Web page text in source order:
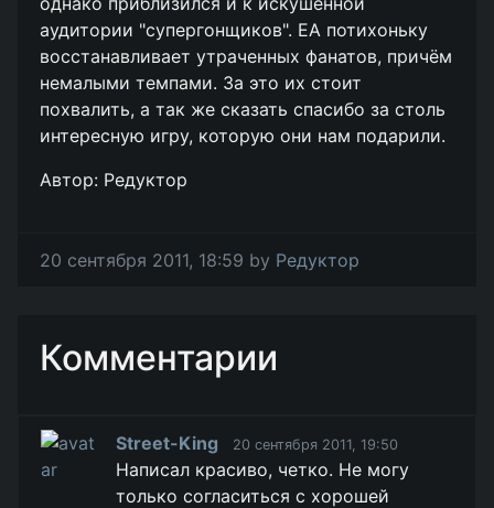
аудитории "супергонщиков". ЕА потихоньку
восстанавливает утраченных фанатов, причём
немалыми темпами. За это их стоит
похвалить, а так же сказать спасибо за столь
интересную игру, которую они нам подарили.
Автор: Редуктор
20 сентября 2011, 18:59 by Редуктор
Комментарии
Street-King 20 сентября 2011, 19:50
Написал красиво, четко. Не могу
только согласиться с хорошей